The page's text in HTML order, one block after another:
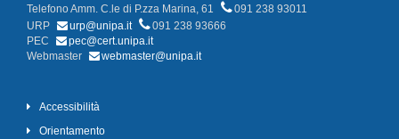
Telefono Amm. C.le di P.zza Marina, 61
091 238 93011
URP
urp@unipa.it
091 238 93666
PEC
pec@cert.unipa.it
Webmaster
webmaster@unipa.it
Accessibilità
Orientamento